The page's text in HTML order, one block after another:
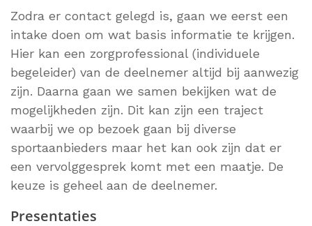
Zodra er contact gelegd is, gaan we eerst een
intake doen om wat basis informatie te krijgen.
Hier kan een zorgprofessional (individuele
begeleider) van de deelnemer altijd bij aanwezig
zijn. Daarna gaan we samen bekijken wat de
mogelijkheden zijn. Dit kan zijn een traject
waarbij we op bezoek gaan bij diverse
sportaanbieders maar het kan ook zijn dat er
een vervolggesprek komt met een maatje. De
keuze is geheel aan de deelnemer.
Presentaties